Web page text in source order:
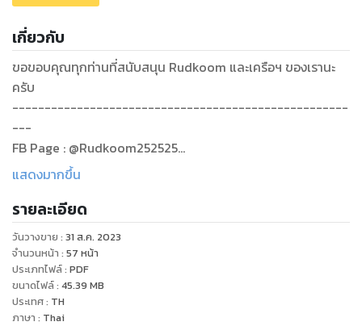
เกี่ยวกับ
ขอขอบคุณทุกท่านที่สนับสนุน Rudkoom และเครือฯ ของเรานะ
ครับ
----------------------------------------------------
---
FB Page : @Rudkoom252525
FB Page : @Wowww8
FB Page : @Pinna2020
FB Page : @Chillloop
----------------------------------------------------
----
Youtube Rudkoom by DPPS :
https://www.youtube.com/channel/
แสดงมากขึ้น
รายละเอียด
วันวางขาย : 31 ส.ค. 2023
จำนวนหน้า : 57 หน้า
ประเภทไฟล์: PDF
ขนาดไฟล์: 45.39 MB
ประเทศ: TH
ภาษา : Thai